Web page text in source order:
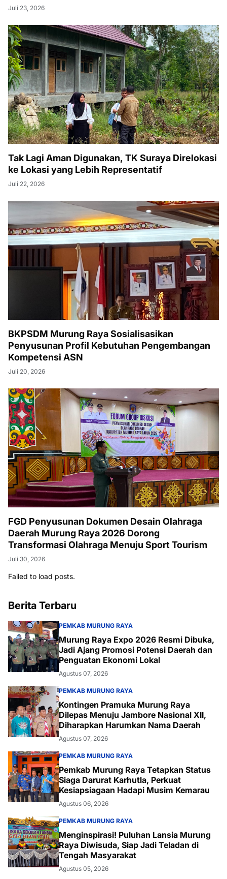
Juli 23, 2026
Tak Lagi Aman Digunakan, TK Suraya Direlokasi
ke Lokasi yang Lebih Representatif
Juli 22, 2026
BKPSDM Murung Raya Sosialisasikan
Penyusunan Profil Kebutuhan Pengembangan
Kompetensi ASN
Juli 20, 2026
FGD Penyusunan Dokumen Desain Olahraga
Daerah Murung Raya 2026 Dorong
Transformasi Olahraga Menuju Sport Tourism
Juli 30, 2026
Failed to load posts.
Berita Terbaru
PEMKAB MURUNG RAYA
Murung Raya Expo 2026 Resmi Dibuka,
Jadi Ajang Promosi Potensi Daerah dan
Penguatan Ekonomi Lokal
Agustus 07, 2026
PEMKAB MURUNG RAYA
Kontingen Pramuka Murung Raya
Dilepas Menuju Jambore Nasional XII,
Diharapkan Harumkan Nama Daerah
Agustus 07, 2026
PEMKAB MURUNG RAYA
Pemkab Murung Raya Tetapkan Status
Siaga Darurat Karhutla, Perkuat
Kesiapsiagaan Hadapi Musim Kemarau
Agustus 06, 2026
PEMKAB MURUNG RAYA
Menginspirasi! Puluhan Lansia Murung
Raya Diwisuda, Siap Jadi Teladan di
Tengah Masyarakat
Agustus 05, 2026